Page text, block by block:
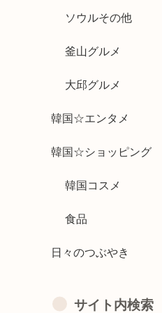
ソウルその他
釜山グルメ
大邱グルメ
韓国☆エンタメ
韓国☆ショッピング
韓国コスメ
食品
日々のつぶやき
サイト内検索